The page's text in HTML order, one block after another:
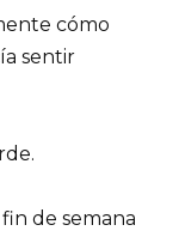
cómo
sentir
de semana